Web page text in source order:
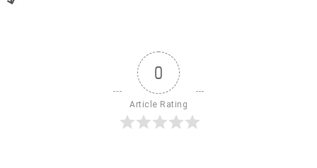
0
Article Rating